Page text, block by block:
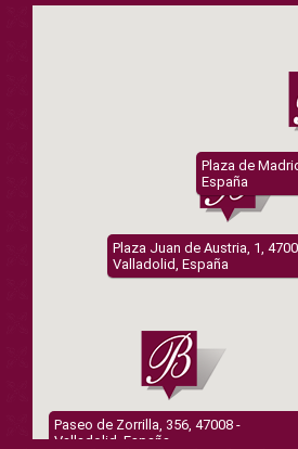
Plaza Juan de Austria, 1,
Valladolid, España
Paseo de Zorrilla, 356, 47008 -
Valladolid, España
Plaza de
España